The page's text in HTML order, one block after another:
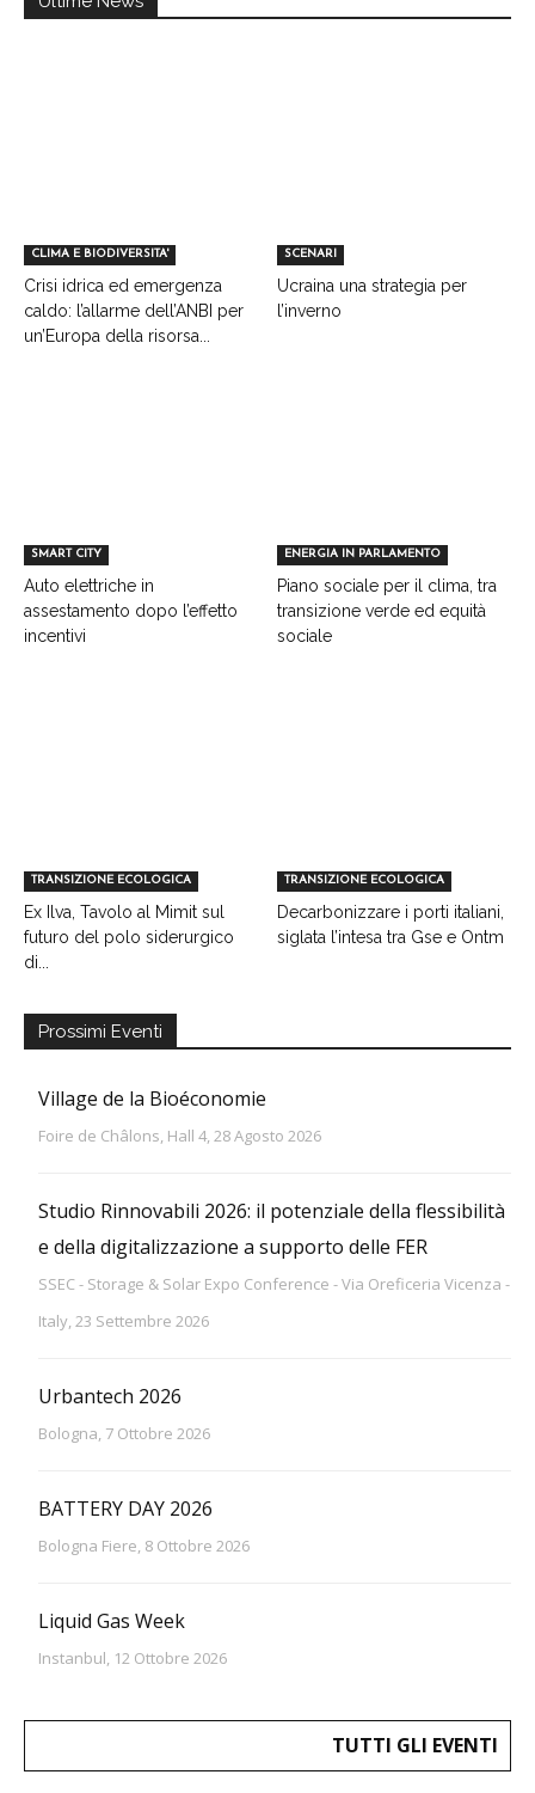
CLIMA E BIODIVERSITA'
Crisi idrica ed emergenza
caldo: l’allarme dell’ANBI per
un’Europa della risorsa...
SCENARI
Ucraina una strategia per
l’inverno
SMART CITY
Auto elettriche in
assestamento dopo l’effetto
incentivi
ENERGIA IN PARLAMENTO
Piano sociale per il clima, tra
transizione verde ed equità
sociale
TRANSIZIONE ECOLOGICA
Ex Ilva, Tavolo al Mimit sul
futuro del polo siderurgico
di...
TRANSIZIONE ECOLOGICA
Decarbonizzare i porti italiani,
siglata l’intesa tra Gse e Ontm
Prossimi Eventi
Village de la Bioéconomie
Foire de Châlons, Hall 4, 28 Agosto 2026
Studio Rinnovabili 2026: il potenziale della flessibilità
e della digitalizzazione a supporto delle FER
SSEC - Storage & Solar Expo Conference - Via Oreficeria Vicenza -
Italy, 23 Settembre 2026
Urbantech 2026
Bologna, 7 Ottobre 2026
BATTERY DAY 2026
Bologna Fiere, 8 Ottobre 2026
Liquid Gas Week
Instanbul, 12 Ottobre 2026
TUTTI GLI EVENTI